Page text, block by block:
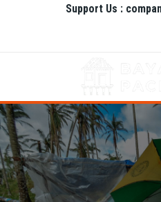
Support Us :